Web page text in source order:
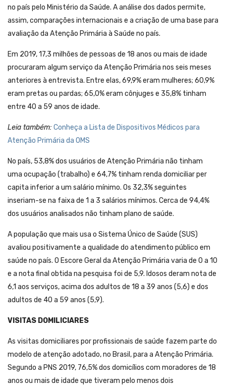
no país pelo Ministério da Saúde. A análise dos dados permite,
assim, comparações internacionais e a criação de uma base para
avaliação da Atenção Primária à Saúde no país.
Em 2019, 17,3 milhões de pessoas de 18 anos ou mais de idade
procuraram algum serviço da Atenção Primária nos seis meses
anteriores à entrevista. Entre elas, 69,9% eram mulheres; 60,9%
eram pretas ou pardas; 65,0% eram cônjuges e 35,8% tinham
entre 40 a 59 anos de idade.
Leia também: Conheça a Lista de Dispositivos Médicos para
Atenção Primária da OMS
No país, 53,8% dos usuários de Atenção Primária não tinham
uma ocupação (trabalho) e 64,7% tinham renda domiciliar per
capita inferior a um salário mínimo. Os 32,3% seguintes
inseriam-se na faixa de 1 a 3 salários mínimos. Cerca de 94,4%
dos usuários analisados não tinham plano de saúde.
A população que mais usa o Sistema Único de Saúde (SUS)
avaliou positivamente a qualidade do atendimento público em
saúde no país. O Escore Geral da Atenção Primária varia de 0 a 10
e a nota final obtida na pesquisa foi de 5,9. Idosos deram nota de
6,1 aos serviços, acima dos adultos de 18 a 39 anos (5,6) e dos
adultos de 40 a 59 anos (5,9).
VISITAS DOMILICIARES
As visitas domiciliares por profissionais de saúde fazem parte do
modelo de atenção adotado, no Brasil, para a Atenção Primária.
Segundo a PNS 2019, 76,5% dos domicílios com moradores de 18
anos ou mais de idade que tiveram pelo menos dois